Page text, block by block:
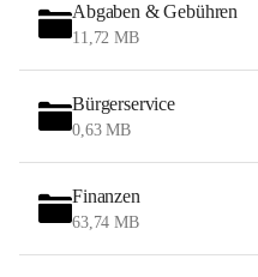
Abgaben & Gebühren
11,72 MB
Bürgerservice
0,63 MB
Finanzen
63,74 MB